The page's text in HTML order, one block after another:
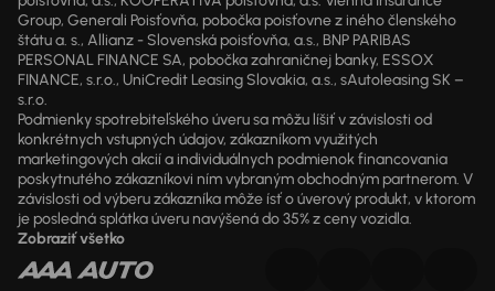
Group, Generali Poisťovňa, pobočka poisťovne z iného členského
štátu a. s., Allianz - Slovenská poisťovňa, a.s., BNP PARIBAS
PERSONAL FINANCE SA, pobočka zahraničnej banky, ESSOX
FINANCE, s.r.o., UniCredit Leasing Slovakia, a.s., sAutoleasing SK –
s.r.o.
Podmienky spotrebiteľského úveru sa môžu líšiť v závislosti od
konkrétnych vstupných údajov, zákazníkom využitých
marketingových akcií a individuálnych podmienok financovania
poskytnutého zákazníkovi ním vybraným obchodným partnerom. V
závislosti od výberu zákazníka môže ísť o úverový produkt, v ktorom
je posledná splátka úveru navýšená do 35% z ceny vozidla.
Zobraziť všetko